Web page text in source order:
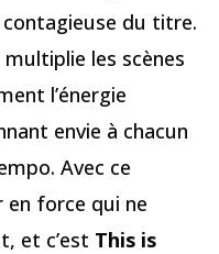
du titre.
les scènes
l’énergie
envie à chacun
Avec ce
en force qui ne
et c’est This is